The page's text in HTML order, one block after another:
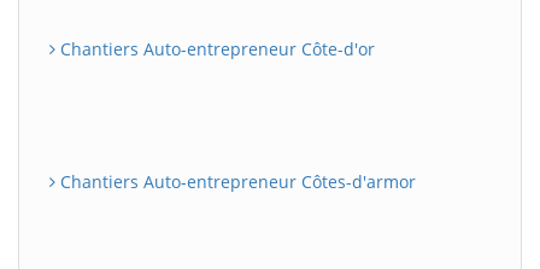
Chantiers Auto-entrepreneur Côte-d'or
Chantiers Auto-entrepreneur Côtes-d'armor